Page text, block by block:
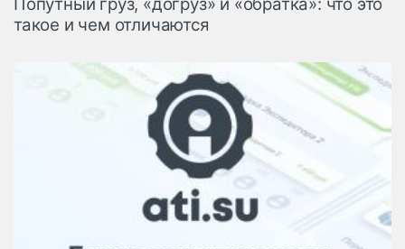
такое и чем отличаются